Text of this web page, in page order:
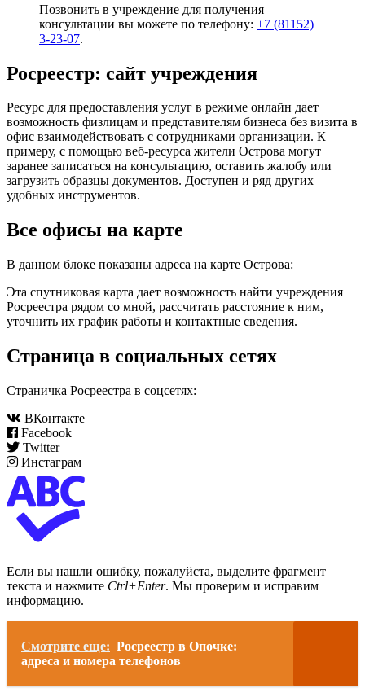
Позвонить в учреждение для получения
консультации вы можете по телефону: +7 (81152)
3-23-07.
Росреестр: сайт учреждения
Ресурс для предоставления услуг в режиме онлайн дает
возможность физлицам и представителям бизнеса без визита в
офис взаимодействовать с сотрудниками организации. К
примеру, с помощью веб-ресурса жители Острова могут
заранее записаться на консультацию, оставить жалобу или
загрузить образцы документов. Доступен и ряд других
удобных инструментов.
Все офисы на карте
В данном блоке показаны адреса на карте Острова:
Эта спутниковая карта дает возможность найти учреждения
Росреестра рядом со мной, рассчитать расстояние к ним,
уточнить их график работы и контактные сведения.
Страница в социальных сетях
Cтраничка Росреестра в соцсетях:
ВКонтакте
Facebook
Twitter
Инстаграм
Если вы нашли ошибку, пожалуйста, выделите фрагмент
текста и нажмите Ctrl+Enter. Мы проверим и исправим
информацию.
Смотрите еще: Росреестр в Опочке:
адреса и номера телефонов